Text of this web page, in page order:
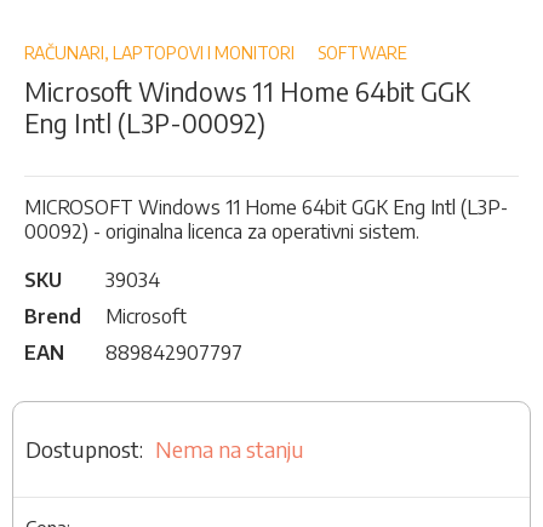
the
gallery
beginning
the
images
RAČUNARI, LAPTOPOVI I MONITORI SOFTWARE
Microsoft Windows 11 Home 64bit GGK
Eng Intl (L3P-00092)
MICROSOFT Windows 11 Home 64bit GGK Eng Intl (L3P-
00092) - originalna licenca za operativni sistem.
SKU
39034
Brend
Microsoft
EAN
889842907797
Nema na stanju